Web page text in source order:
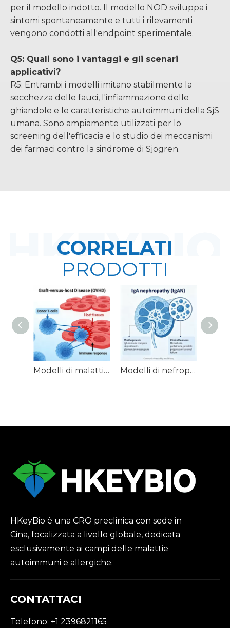
per il modello indotto. Il modello NOD sviluppa i
sintomi spontaneamente e tutti i rilevamenti
vengono condotti all'endpoint sperimentale.
Q5: Quali sono i vantaggi e gli scenari
applicativi?
R5: Entrambi i modelli imitano stabilmente la
secchezza delle fauci, l'infiammazione delle
ghiandole e le caratteristiche autoimmuni della SjS
umana. Sono ampiamente utilizzati per lo
screening dell'efficacia e lo studio dei meccanismi
dei farmaci contro la sindrome di Sjögren.
CORRELATI
PRODOTTI
Modelli di malattia del trapianto contro l'ospite nel topo (GVHD). Modelli di nefropatia da IgA del topo (IgAN).
HKeyBio è una CRO preclinica con sede in
Cina, focalizzata a livello globale, dedicata
esclusivamente ai campi delle malattie
autoimmuni e allergiche.
CONTATTACI
Telefono: +1 2396821165